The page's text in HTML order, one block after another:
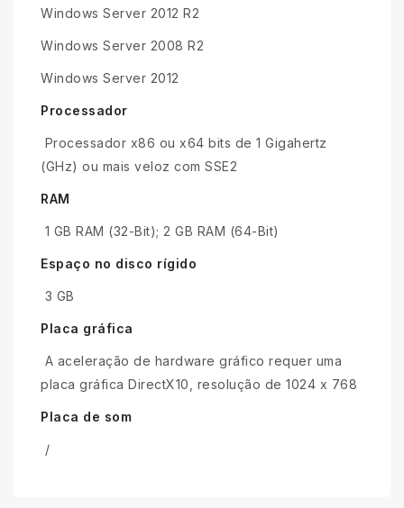
Windows Server 2012 R2
Windows Server 2008 R2
Windows Server 2012
Processador
Processador x86 ou x64 bits de 1 Gigahertz
(GHz) ou mais veloz com SSE2
RAM
1 GB RAM (32-Bit); 2 GB RAM (64-Bit)
Espaço no disco rígido
3 GB
Placa gráfica
A aceleração de hardware gráfico requer uma
placa gráfica DirectX10, resolução de 1024 x 768
Placa de som
/